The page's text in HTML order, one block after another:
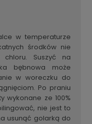
w temperaturze
środków nie
chloru. Suszyć na
bębnowa może
w woreczku do
Po praniu
wykonane ze 100%
nie jest to
usunąć golarką do